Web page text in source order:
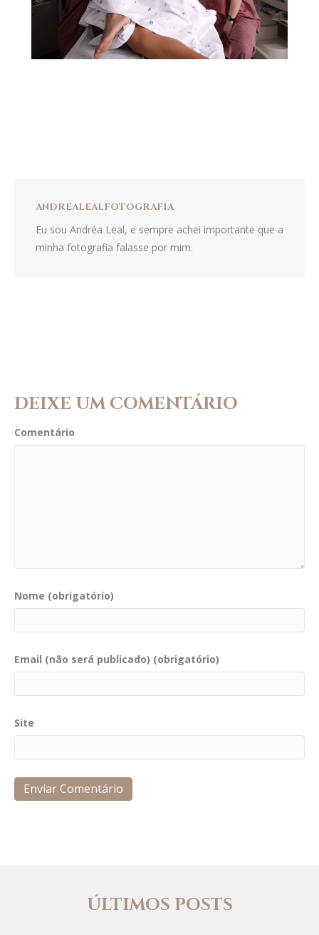
ANDREALEALFOTOGRAFIA
Eu sou Andréa Leal, e sempre achei importante que a
minha fotografia falasse por mim.
DEIXE UM COMENTÁRIO
Comentário
Nome (obrigatório)
Email (não será publicado) (obrigatório)
Site
ÚLTIMOS POSTS